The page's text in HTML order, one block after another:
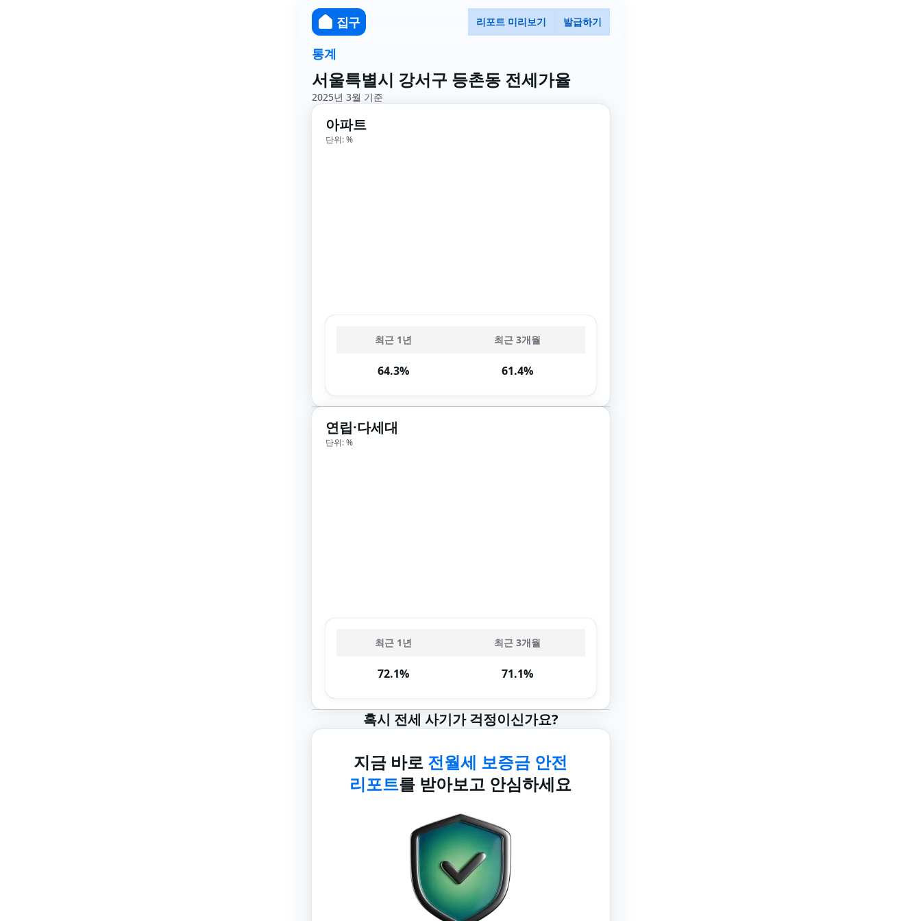
집구 리포트 미리보기 발급하기
통계
서울특별시 강서구 등촌동 전세가율
2025년 3월 기준
아파트
단위: %
최근 1년 최근 3개월
64.3% 61.4%
연립·다세대
단위: %
최근 1년 최근 3개월
72.1% 71.1%
혹시 전세 사기가 걱정이신가요?
지금 바로 전월세 보증금 안전
리포트를 받아보고 안심하세요